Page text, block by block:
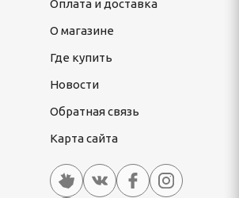
Оплата и доставка
О магазине
Где купить
Новости
Обратная связь
Карта сайта